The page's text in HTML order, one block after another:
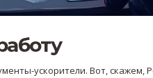
ускорители. Вот, скажем,